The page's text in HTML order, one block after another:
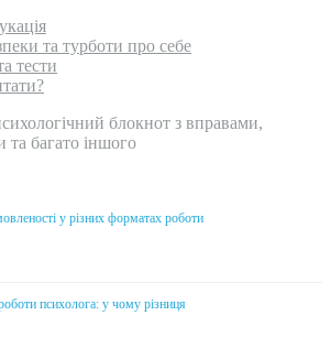
та турботи про себе
тести
блокнот з вправами,
та багато іншого
у різних форматах роботи
психолога: у чому різниця